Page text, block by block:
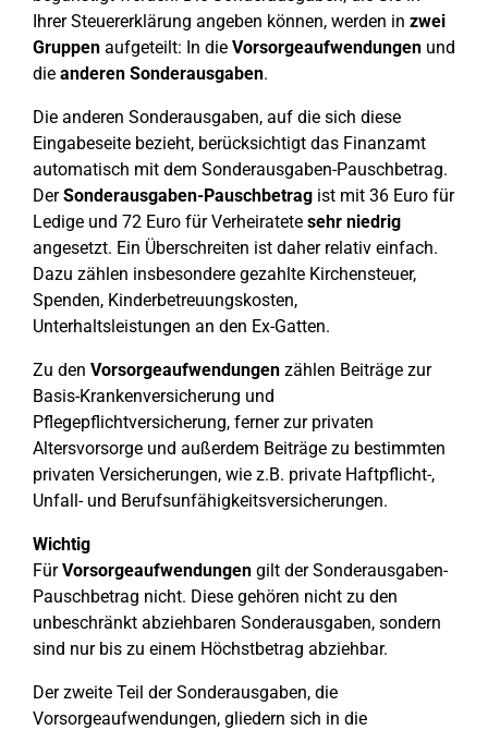
Ihrer Steuererklärung angeben können, werden in zwei
Gruppen aufgeteilt: In die Vorsorgeaufwendungen und
die anderen Sonderausgaben.
Die anderen Sonderausgaben, auf die sich diese
Eingabeseite bezieht, berücksichtigt das Finanzamt
automatisch mit dem Sonderausgaben-Pauschbetrag.
DerSonderausgaben-Pauschbetrag ist mit 36 Euro für
Ledige und 72 Euro für Verheiratete sehr niedrig
angesetzt. Ein Überschreiten ist daher relativ einfach.
Dazu zählen insbesondere gezahlte Kirchensteuer,
Spenden, Kinderbetreuungskosten,
Unterhaltsleistungen an den Ex-Gatten.
Zu den Vorsorgeaufwendungen zählen Beiträge zur
Basis-Krankenversicherung und
Pflegepflichtversicherung, ferner zur privaten
Altersvorsorge und außerdem Beiträge zu bestimmten
privaten Versicherungen, wie z.B. private Haftpflicht-,
Unfall- und Berufsunfähigkeitsversicherungen.
Wichtig
FürVorsorgeaufwendungen gilt der Sonderausgaben-
Pauschbetrag nicht. Diese gehören nicht zu den
unbeschränkt abziehbaren Sonderausgaben, sondern
sind nur bis zu einem Höchstbetrag abziehbar.
Der zweite Teil der Sonderausgaben, die
Vorsorgeaufwendungen, gliedern sich in die